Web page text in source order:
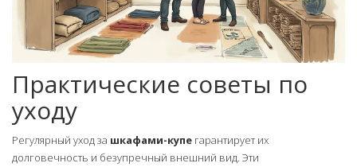
Практические советы по
уходу
Регулярный уход за шкафами-купе гарантирует их
долговечность и безупречный внешний вид. Эти